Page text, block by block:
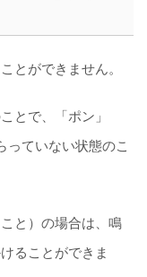
とができません。
とで、「ポン」
っていない状態のこ
と）の場合は、鳴
ることができま